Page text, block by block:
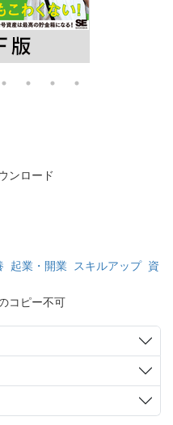
ンロード
起業・開業 スキルアップ 資
コピー不可